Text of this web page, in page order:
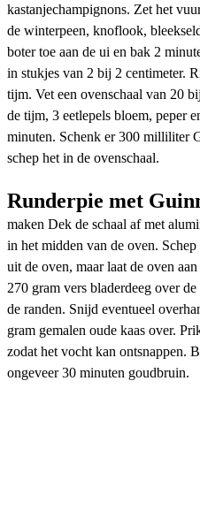
kastanjechampignons. Zet het
de winterpeen, knoflook,
boter toe aan de ui en bak 2
in stukjes van 2 bij 2 centimeter.
tijm. Vet een ovenschaal van 20
de tijm, 3 eetlepels bloem, peper
minuten. Schenk er 300 milliliter
schep het in de ovenschaal.
Runderpie met
maken Dek de schaal af met
in het midden van de oven.
uit de oven, maar laat de oven
270 gram vers bladerdeeg over
de randen. Snijd eventueel
gram gemalen oude kaas over.
zodat het vocht kan ontsnappen.
ongeveer 30 minuten goudbruin.